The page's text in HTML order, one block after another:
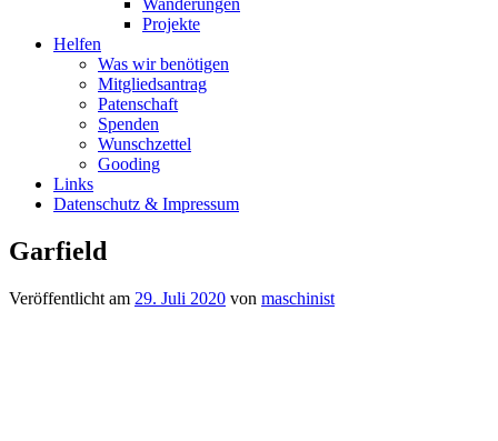
Wanderungen
Projekte
Helfen
Was wir benötigen
Mitgliedsantrag
Patenschaft
Spenden
Wunschzettel
Gooding
Links
Datenschutz & Impressum
Garfield
Veröffentlicht am 29. Juli 2020 von maschinist